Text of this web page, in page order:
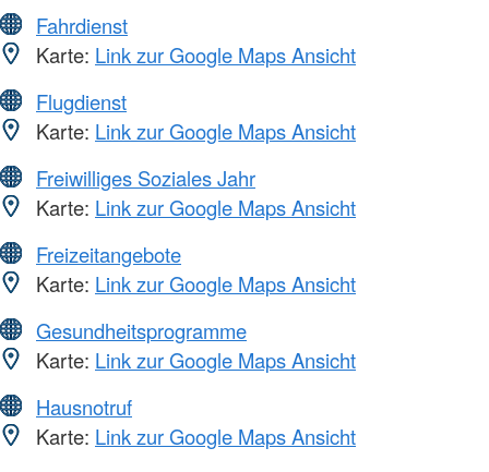
Fahrdienst
Karte: Link zur Google Maps Ansicht
Flugdienst
Karte: Link zur Google Maps Ansicht
Freiwilliges Soziales Jahr
Karte: Link zur Google Maps Ansicht
Freizeitangebote
Karte: Link zur Google Maps Ansicht
Gesundheitsprogramme
Karte: Link zur Google Maps Ansicht
Hausnotruf
Karte: Link zur Google Maps Ansicht